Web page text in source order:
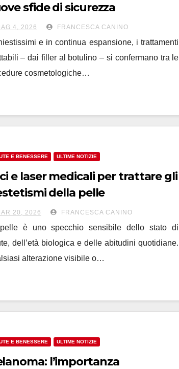
sfide di sicurezza
4, 2026 FRANCESCA CANINO
e in continua espansione, i trattamenti
– dai filler al botulino – si confermano tra le
cosmetologiche…
E BENESSERE ULTIME NOTIZIE
e laser medicali per trattare gli
della pelle
20, 2026 FRANCESCA CANINO
è uno specchio sensibile dello stato di
dell’età biologica e delle abitudini quotidiane.
alterazione visibile o…
E BENESSERE ULTIME NOTIZIE
l’importanza